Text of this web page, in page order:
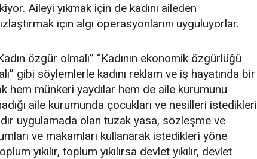
Aileyi yıkmak için de kadını aileden
için algı operasyonlarını uyguluyorlar.
özgür olmalı” “Kadının ekonomik özgürlüğü
gibi söylemlerle kadını reklam ve iş hayatında bir
hem münkeri yaydılar hem de aile kurumunu
aile kurumunda çocukları ve nesilleri istedikleri
uygulamada olan tuzak yasa, sözleşme ve
ve makamları kullanarak istedikleri yöne
yıkılır, toplum yıkılırsa devlet yıkılır, devlet